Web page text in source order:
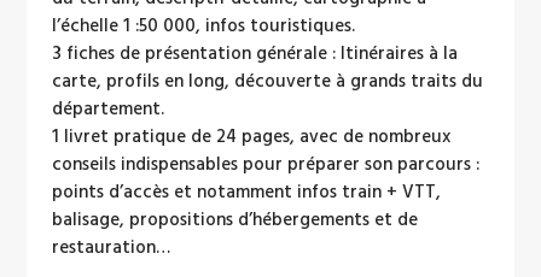
l’échelle 1 :50 000, infos touristiques.
3 fiches de présentation générale : Itinéraires à la
carte, profils en long, découverte à grands traits du
département.
1 livret pratique de 24 pages, avec de nombreux
conseils indispensables pour préparer son parcours :
points d’accès et notamment infos train + VTT,
balisage, propositions d’hébergements et de
restauration…